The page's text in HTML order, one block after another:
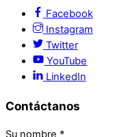
Facebook
Instagram
Twitter
YouTube
LinkedIn
Contáctanos
Su nombre *